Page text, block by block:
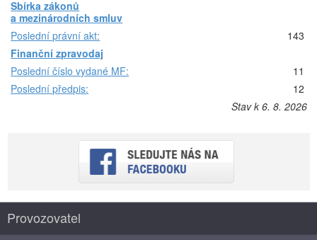
Sbírka zákonů
a mezinárodních smluv
Poslední právní akt:
143
Finanční zpravodaj
Poslední číslo vydané MF:
11
Poslední předpis:
12
Stav k 6. 8. 2026
Provozovatel